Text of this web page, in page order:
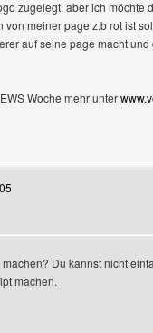
zugelegt. aber ich möchte
von meiner page z.b rot ist
auf seine page macht
Woche mehr unter
besuchen:
Du kannst nicht
machen.